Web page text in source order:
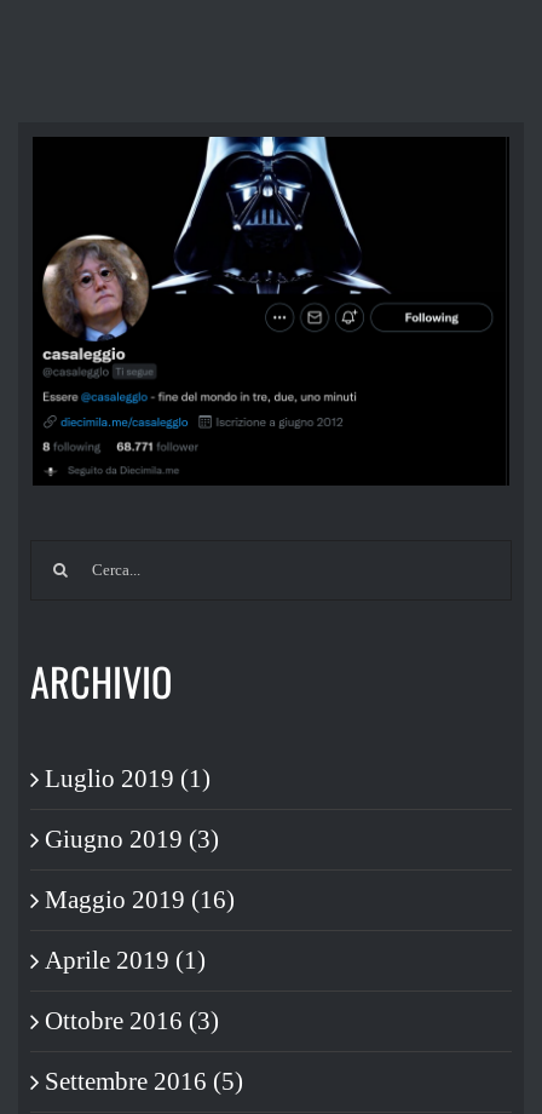
Cerca
ARCHIVIO
Luglio 2019 (1)
Giugno 2019 (3)
Maggio 2019 (16)
Aprile 2019 (1)
Ottobre 2016 (3)
Settembre 2016 (5)